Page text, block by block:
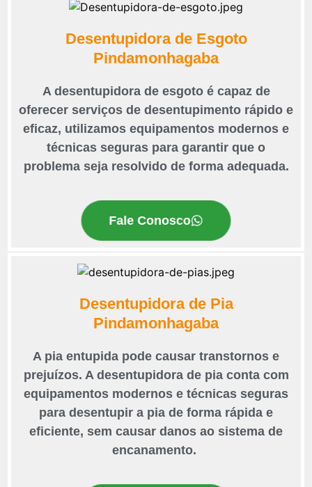
Desentupidora de Esgoto
Pindamonhagaba
A desentupidora de esgoto é capaz de
oferecer serviços de desentupimento rápido e
eficaz, utilizamos equipamentos modernos e
técnicas seguras para garantir que o
problema seja resolvido de forma adequada.
Fale Conosco
Desentupidora de Pia
Pindamonhagaba
A pia entupida pode causar transtornos e
prejuízos. A desentupidora de pia conta com
equipamentos modernos e técnicas seguras
para desentupir a pia de forma rápida e
eficiente, sem causar danos ao sistema de
encanamento.